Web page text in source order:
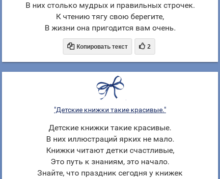
В них столько мудрых и правильных строчек.
К чтению тягу свою берегите,
В жизни она пригодится вам очень.
 Копировать текст  2
"Детские книжки такие красивые."
Детские книжки такие красивые.
В них иллюстраций ярких не мало.
Книжки читают детки счастливые,
Это путь к знаниям, это начало.
Знайте, что праздник сегодня у книжек